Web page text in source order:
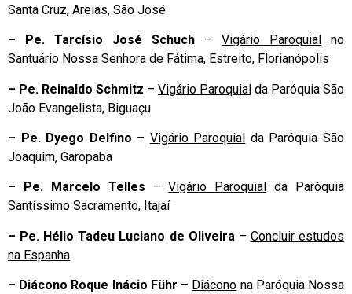
Santa Cruz, Areias, São José
– Pe. Tarcísio José Schuch – Vigário Paroquial no
Santuário Nossa Senhora de Fátima, Estreito, Florianópolis
– Pe. Reinaldo Schmitz – Vigário Paroquial da Paróquia São
João Evangelista, Biguaçu
– Pe. Dyego Delfino – Vigário Paroquial da Paróquia São
Joaquim, Garopaba
– Pe. Marcelo Telles –Vigário Paroquial
da Paróquia
Santíssimo Sacramento, Itajaí
– Pe. Hélio Tadeu Luciano de Oliveira – Concluir estudos
na Espanha
– Diácono Roque Inácio Führ – Diácono na Paróquia Nossa